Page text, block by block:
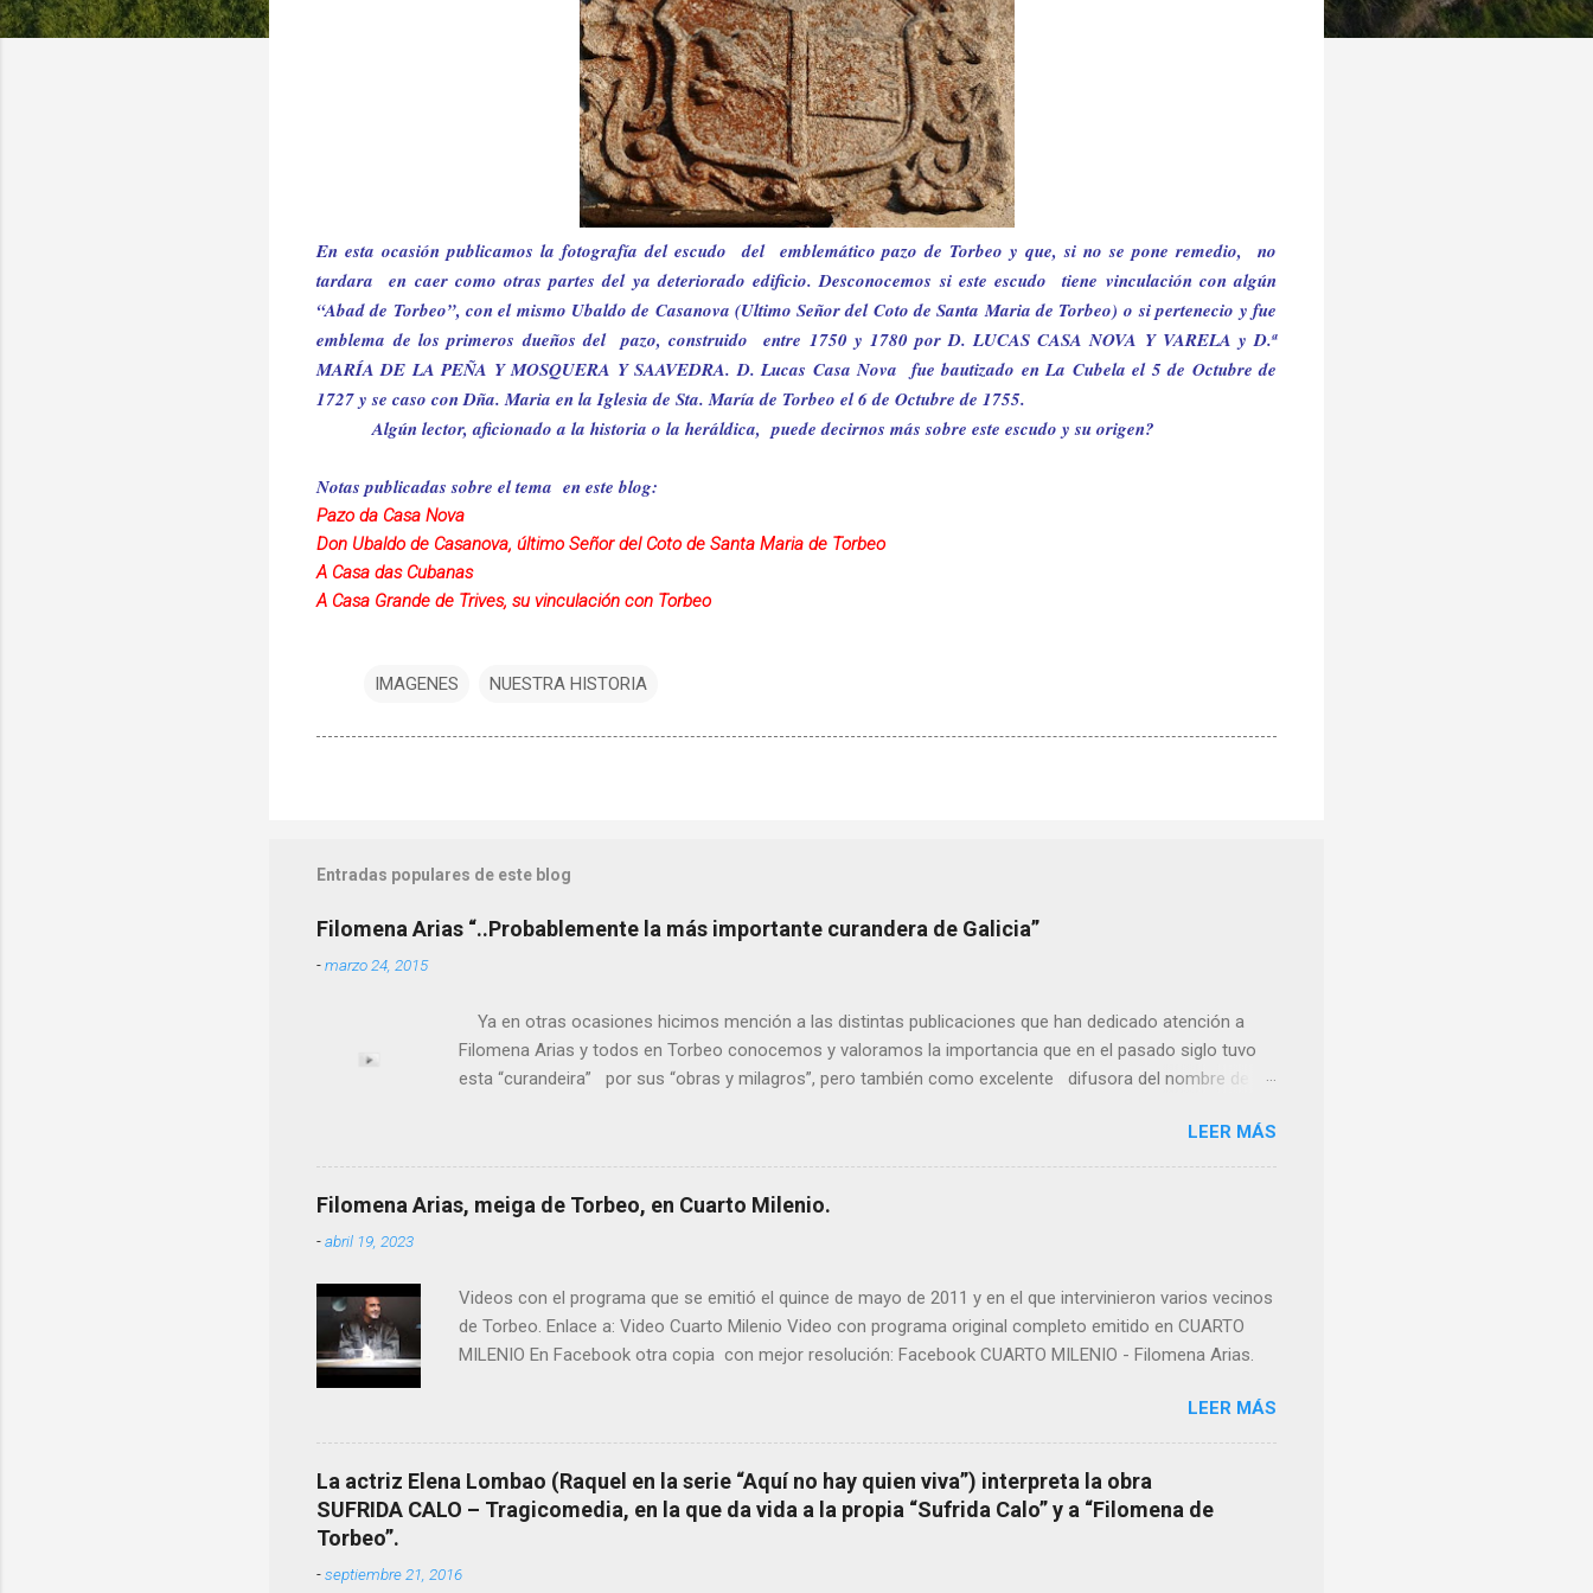
En esta ocasión publicamos la fotografía del escudo del emblemático pazo de Torbeo y que, si no se pone remedio,
no
tardara
en caer como otras partes del ya deteriorado edificio. Desconocemos si este escudo
tiene vinculación con algún
“Abad de Torbeo”, con el mismo Ubaldo de Casanova (Ultimo Señor del Coto de Santa Maria de Torbeo) o si pertenecio y fue
emblema de los primeros dueños del pazo, construido
entre 1750 y 1780 por D. LUCAS CASA NOVA Y VARELA y D.ª
MARÍA DELA PEÑA YMOSQUERA Y SAAVEDRA. D. Lucas Casa Nova fue bautizado enLa Cubela el 5 de Octubre de
1727 y se caso con Dña. Maria enla Iglesiade Sta. María de Torbeo el 6 de Octubre de 1755.
Algún lector, aficionado a la historia o la heráldica, puede decirnos más sobre este escudo y su origen?
Notas publicadas sobre el tema en este blog:
Pazo da Casa Nova
Don Ubaldo de Casanova, último Señor del Coto de Santa Maria de Torbeo
A Casa das Cubanas
A Casa Grande de Trives, su vinculación con Torbeo
IMAGENES NUESTRA HISTORIA
Entradas populares de este blog
Filomena Arias “..Probablemente la más importante curandera de Galicia”
-marzo 24, 2015
Ya en otras ocasiones hicimos mención a las distintas publicaciones que han dedicado atención a
Filomena Arias y todos en Torbeo conocemos y valoramos la importancia que en el pasado siglo tuvo
esta “curandeira” por sus “obras y milagros”, pero también como excelente difusora del nombre de
más importante curandera de Galicia” . En esta ocasión retomamos el tema para hacer mención a
ANTON PATIÑO REGUEIRA (ya fallecido) cuyo empeño por estudiar y dar a conocer a esta “sabia” y por
ende a Torbeo no le fue nunca suficientemente reconocido. También reproducimos integro el articulo
que en el año 2000 publico Ángel Arnaiz recogiendo información de primera mano que le suministraron
LEER MÁS
Filomena Arias, meiga de Torbeo, en Cuarto Milenio.
-abril 19, 2023
Videos con el programa que se emitió el quince de mayo de 2011 y en el que intervinieron varios vecinos
de Torbeo. Enlace a: Video Cuarto Milenio Video con programa original completo emitido en CUARTO
MILENIO En Facebook otra copia con mejor resolución: Facebook CUARTO MILENIO - Filomena Arias.
LEER MÁS
La actriz Elena Lombao (Raquel en la serie “Aquí no hay quien viva”) interpreta la obra
SUFRIDA CALO – Tragicomedia, en la que da vida a la propia “Sufrida Calo” y a “Filomena de
Torbeo”.
-septiembre 21, 2016